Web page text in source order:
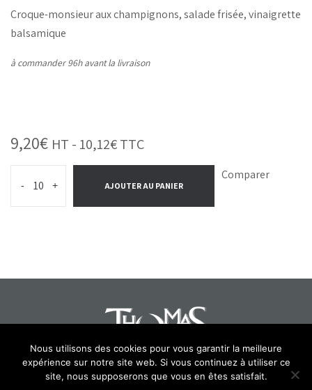
Croque-monsieur aux champignons, salade frisée, vinaigrette
balsamique
à commander 96h avant la livraison
9,20€ HT - 10,12€TTC
- + AJOUTER AU PANIER
Comparer
Select at least 2 products
Nous utilisons des cookies pour vous garantir la meilleure
expérience sur notre site web. Si vous continuez à utiliser ce
site, nous supposerons que vous en êtes satisfait.